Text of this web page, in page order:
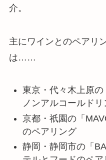
介。
主にワインとのペアリ
は……
東京・代々木上原
ノンアルコールド
京都・祇園の「
のペアリング
静岡・静岡市の「